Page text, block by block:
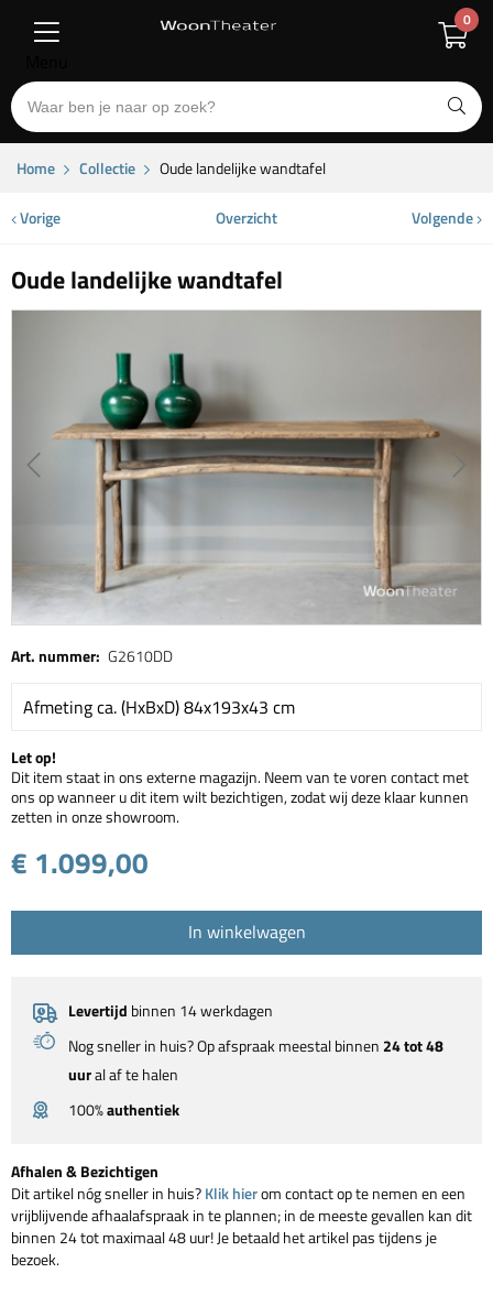
0
Home Collectie Oude landelijke wandtafel
Vorige Overzicht Volgende
Oude landelijke wandtafel
Art. nummer: G2610DD
Afmeting ca. (HxBxD) 84x193x43 cm
Let op!
Dit item staat in ons externe magazijn. Neem van te voren contact met
ons op wanneer u dit item wilt bezichtigen, zodat wij deze klaar kunnen
zetten in onze showroom.
€ 1.099,00
In winkelwagen
Levertijd binnen 14 werkdagen
Nog sneller in huis? Op afspraak meestal binnen 24 tot 48
uural af te halen
100%authentiek
Afhalen & Bezichtigen
Dit artikel nóg sneller in huis?Klik hierom contact op te nemen en een
vrijblijvende afhaalafspraak in te plannen; in de meeste gevallen kan dit
binnen 24 tot maximaal 48 uur! Je betaald het artikel pas tijdens je
bezoek.